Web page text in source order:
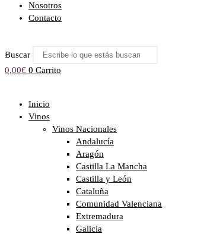
Nosotros
Contacto
Buscar
0,00€ 0 Carrito
Inicio
Vinos
Vinos Nacionales
Andalucía
Aragón
Castilla La Mancha
Castilla y León
Cataluña
Comunidad Valenciana
Extremadura
Galicia